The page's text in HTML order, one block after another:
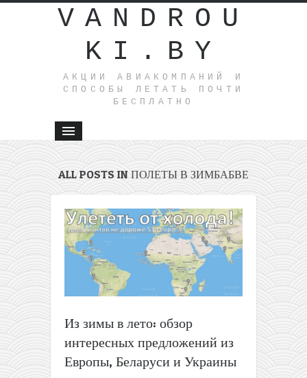
VANDROU
KI.BY
АКЦИИ АВИАКОМПАНИЙ И
СПОСОБЫ ЛЕТАТЬ ПОЧТИ
БЕСПЛАТНО
ALL POSTS IN ПОЛЕТЫ В ЗИМБАБВЕ
Из зимы в лето: обзор
интересных предложений из
Европы, Беларуси и Украины